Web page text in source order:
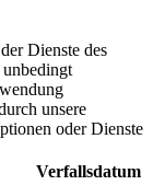
Dienste des
unsere
oder Dienste
Verfallsdatum